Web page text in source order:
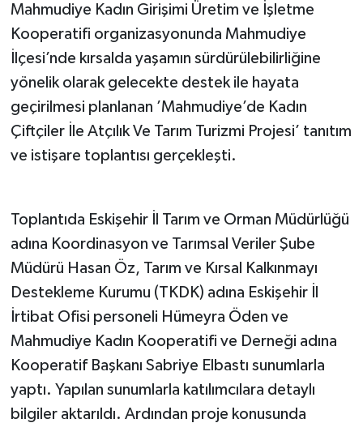
Mahmudiye Kadın Girişimi Üretim ve İşletme
Kooperatifi organizasyonunda Mahmudiye
İlçesi’nde kırsalda yaşamın sürdürülebilirliğine
yönelik olarak gelecekte destek ile hayata
geçirilmesi planlanan ’Mahmudiye’de Kadın
Çiftçiler İle Atçılık Ve Tarım Turizmi Projesi’ tanıtım
ve istişare toplantısı gerçekleşti.
Toplantıda Eskişehir İl Tarım ve Orman Müdürlüğü
adına Koordinasyon ve Tarımsal Veriler Şube
Müdürü Hasan Öz, Tarım ve Kırsal Kalkınmayı
Destekleme Kurumu (TKDK) adına Eskişehir İl
İrtibat Ofisi personeli Hümeyra Öden ve
Mahmudiye Kadın Kooperatifi ve Derneği adına
Kooperatif Başkanı Sabriye Elbastı sunumlarla
yaptı. Yapılan sunumlarla katılımcılara detaylı
bilgiler aktarıldı. Ardından proje konusunda